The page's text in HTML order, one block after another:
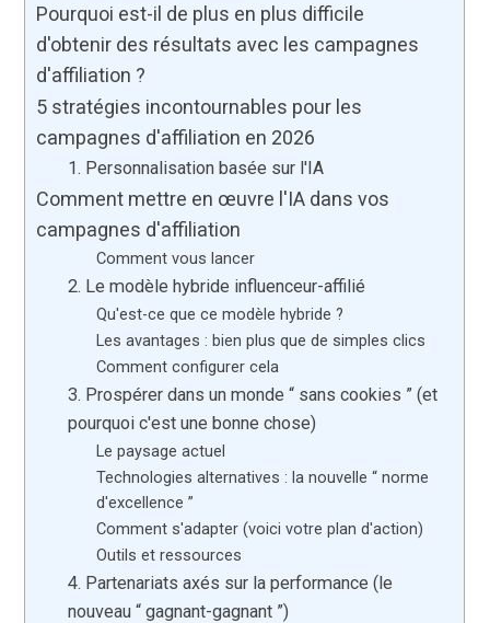
Pourquoi est-il de plus en plus difficile
d'obtenir des résultats avec les campagnes
d'affiliation ?
5 stratégies incontournables pour les
campagnes d'affiliation en 2026
1. Personnalisation basée sur l'IA
Comment mettre en œuvre l'IA dans vos
campagnes d'affiliation
Comment vous lancer
2. Le modèle hybride influenceur-affilié
Qu'est-ce que ce modèle hybride ?
Les avantages : bien plus que de simples clics
Comment configurer cela
3. Prospérer dans un monde “ sans cookies ” (et
pourquoi c'est une bonne chose)
Le paysage actuel
Technologies alternatives : la nouvelle “ norme
d'excellence ”
Comment s'adapter (voici votre plan d'action)
Outils et ressources
4. Partenariats axés sur la performance (le
nouveau “ gagnant-gagnant ”)